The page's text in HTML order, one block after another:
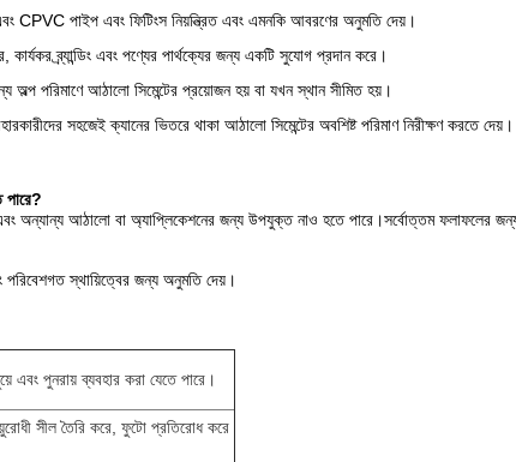
CPVC পাইপ এবং ফিটিংস নিয়ন্ত্রিত এবং এমনকি আবরণের অনুমতি দেয়।
কার্যকর ব্র্যান্ডিং এবং পণ্যের পার্থক্যের জন্য একটি সুযোগ প্রদান করে।
পরিমাণে আঠালো সিমেন্টের প্রয়োজন হয় বা যখন স্থান সীমিত হয়।
সহজেই ক্যানের ভিতরে থাকা আঠালো সিমেন্টের অবশিষ্ট পরিমাণ নিরীক্ষণ করতে দেয়।
পারে?
অন্যান্য আঠালো বা অ্যাপ্লিকেশনের জন্য উপযুক্ত নাও হতে পারে।সর্বোত্তম ফলাফলের জন্য
পরিবেশগত স্থায়িত্বের জন্য অনুমতি দেয়।
এবং পুনরায় ব্যবহার করা যেতে পারে।
সীল তৈরি করে, ফুটো প্রতিরোধ করে